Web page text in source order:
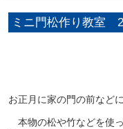
ミニ門松作り教室
お正月に家の門の前など
本物の松や竹などを使